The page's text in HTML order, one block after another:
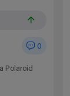
0
Polaroid